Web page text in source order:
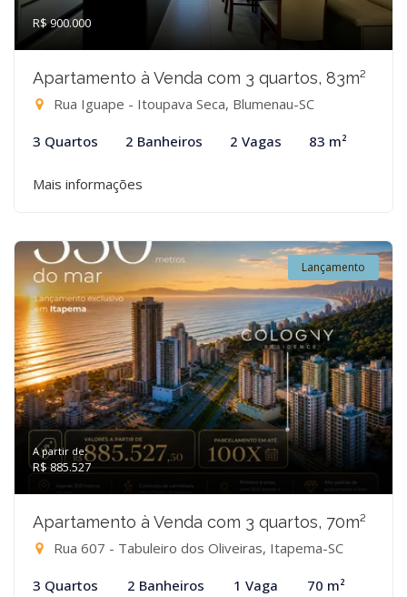
R$ 900.000
Apartamento à Venda com 3 quartos, 83m²
Rua Iguape - Itoupava Seca, Blumenau-SC
3 Quartos 2 Banheiros 2 Vagas 83 m²
Mais informações
Lançamento
A partir de:
R$ 885.527
Apartamento à Venda com 3 quartos, 70m²
Rua 607 - Tabuleiro dos Oliveiras, Itapema-SC
3 Quartos 2 Banheiros 1 Vaga 70 m²